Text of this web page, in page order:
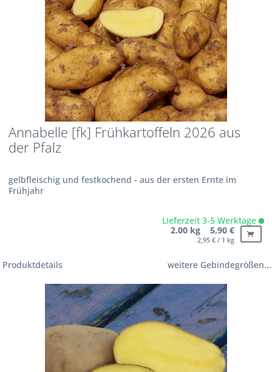
Annabelle [fk] Frühkartoffeln 2026 aus
der Pfalz
gelbfleischig und festkochend - aus der ersten Ernte im
Frühjahr
Lieferzeit 3-5 Werktage
2.00 kg 5,90 €
2,95 € / 1 kg
Produktdetails weitere Gebindegrößen...